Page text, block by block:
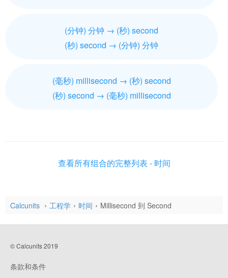
(分钟) 分钟 → (秒) second
(秒) second → (分钟) 分钟
(毫秒) millisecond → (秒) second
(秒) second → (毫秒) millisecond
查看所有组合的完整列表 - 时间
Calcunits 工程学 时间 Millisecond 到 Second
© Calcunits 2019
条款和条件